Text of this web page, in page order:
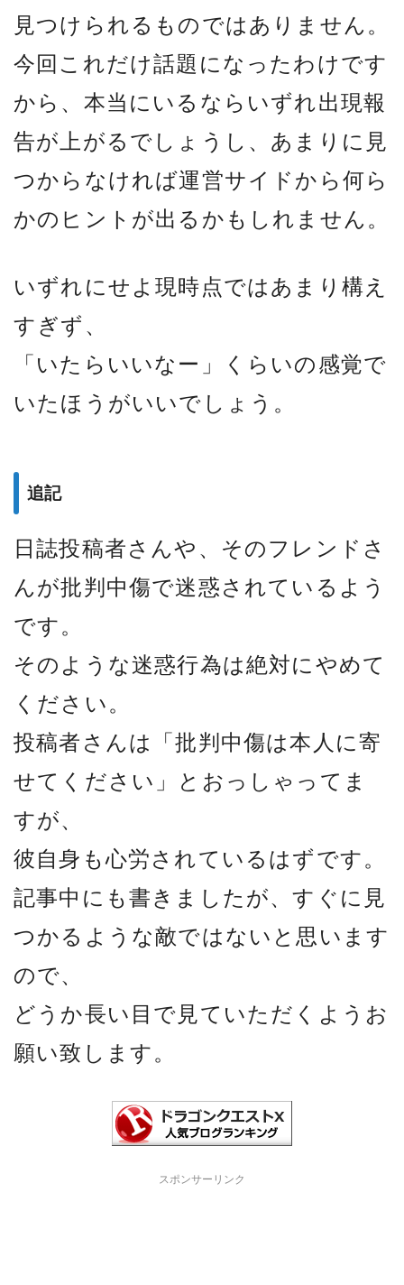
見つけられるものではありません。
今回これだけ話題になったわけです
から、本当にいるならいずれ出現報
告が上がるでしょうし、あまりに見
つからなければ運営サイドから何ら
かのヒントが出るかもしれません。
いずれにせよ現時点ではあまり構え
すぎず、
「いたらいいなー」くらいの感覚で
いたほうがいいでしょう。
追記
日誌投稿者さんや、そのフレンドさ
んが批判中傷で迷惑されているよう
です。
そのような迷惑行為は絶対にやめて
ください。
投稿者さんは「批判中傷は本人に寄
せてください」とおっしゃってま
すが、
彼自身も心労されているはずです。
記事中にも書きましたが、すぐに見
つかるような敵ではないと思います
ので、
どうか長い目で見ていただくようお
願い致します。
スポンサーリンク